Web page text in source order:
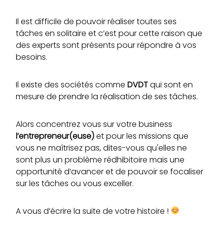
Il est difficile de pouvoir réaliser toutes ses
tâches en solitaire et c’est pour cette raison que
des experts sont présents pour répondre à vos
besoins.
Il existe des sociétés comme DVDTqui sont en
mesure de prendre la réalisation de ses tâches.
Alors concentrez vous sur votre business
l’entrepreneur(euse)et pour les missions que
vous ne maîtrisez pas, dites-vous qu'elles ne
sont plus un problème rédhibitoire mais une
opportunité d’avancer et de pouvoir se focaliser
sur les tâches ou vous exceller.
A vous d’écrire la suite de votre histoire !